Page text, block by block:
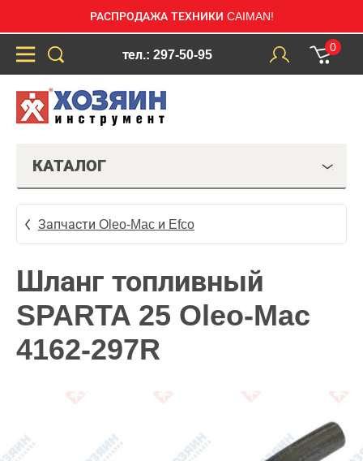
РАСПРОДАЖА ТЕХНИКИ CAIMAN!
тел.: 297-50-95
0
КАТАЛОГ
Запчасти Oleo-Mac и Efco
Шланг топливный
SPARTA 25 Oleo-Mac
4162-297R